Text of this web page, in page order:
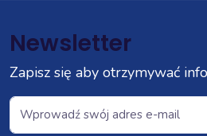
Newsletter
Zapisz się aby otrzymywać